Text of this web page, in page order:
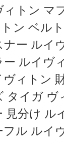
ィトン マ
ン ベル
ナー ルイ
ー ルイヴ
ヴィトン
タイガ ヴ
見分け ル
フル ルイ